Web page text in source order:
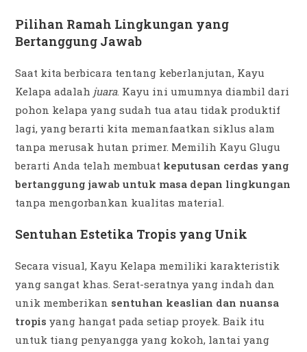
Pilihan Ramah Lingkungan yang
Bertanggung Jawab
Saat kita berbicara tentang keberlanjutan, Kayu
Kelapa adalah juara. Kayu ini umumnya diambil dari
pohon kelapa yang sudah tua atau tidak produktif
lagi, yang berarti kita memanfaatkan siklus alam
tanpa merusak hutan primer. Memilih Kayu Glugu
berarti Anda telah membuat keputusan cerdas yang
bertanggung jawab untuk masa depan lingkungan
tanpa mengorbankan kualitas material.
Sentuhan Estetika Tropis yang Unik
Secara visual, Kayu Kelapa memiliki karakteristik
yang sangat khas. Serat-seratnya yang indah dan
unik memberikan sentuhan keaslian dan nuansa
tropis yang hangat pada setiap proyek. Baik itu
untuk tiang penyangga yang kokoh, lantai yang